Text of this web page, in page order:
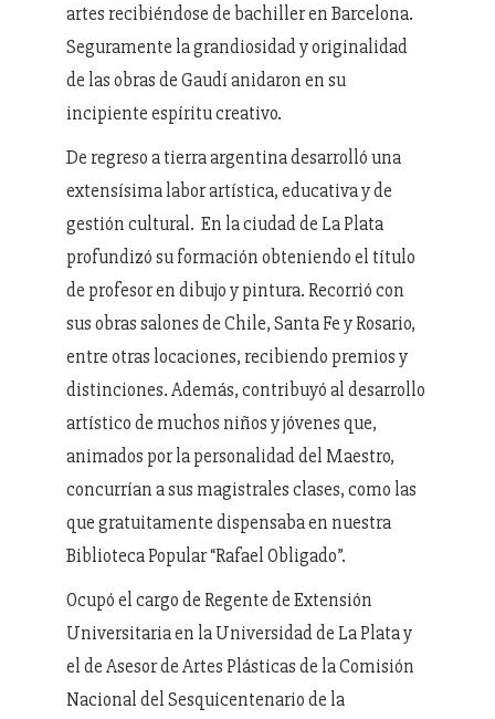
artes recibiéndose de bachiller en Barcelona.
Seguramente la grandiosidad y originalidad
de las obras de Gaudí anidaron en su
incipiente espíritu creativo.
De regreso a tierra argentina desarrolló una
extensísima labor artística, educativa y de
gestión cultural. En la ciudad de La Plata
profundizó su formación obteniendo el título
de profesor en dibujo y pintura. Recorrió con
sus obras salones de Chile, Santa Fe y Rosario,
entre otras locaciones, recibiendo premios y
distinciones. Además, contribuyó al desarrollo
artístico de muchos niños y jóvenes que,
animados por la personalidad del Maestro,
concurrían a sus magistrales clases, como las
que gratuitamente dispensaba en nuestra
Biblioteca Popular “Rafael Obligado”.
Ocupó el cargo de Regente de Extensión
Universitaria en la Universidad de La Plata y
el de Asesor de Artes Plásticas de la Comisión
Nacional del Sesquicentenario de la